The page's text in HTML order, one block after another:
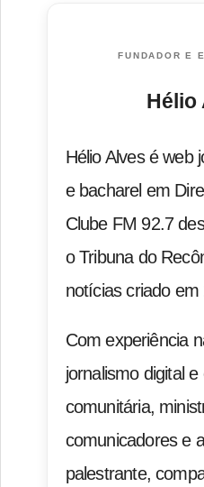
FUNDADOR E
Hélio
Hélio Alves é web
e bacharel em
Clube FM 92.7
o Tribuna do
notícias criado em
Com experiência
jornalismo digital
comunitária,
comunicadores e
palestrante,